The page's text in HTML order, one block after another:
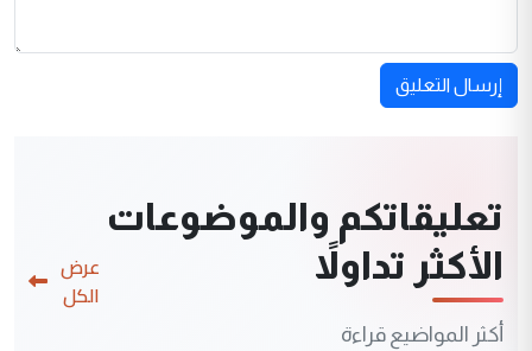
إرسال التعليق
تعليقاتكم والموضوعات
الأكثر تداولاً
أكثر المواضيع قراءة
عرض
الكل